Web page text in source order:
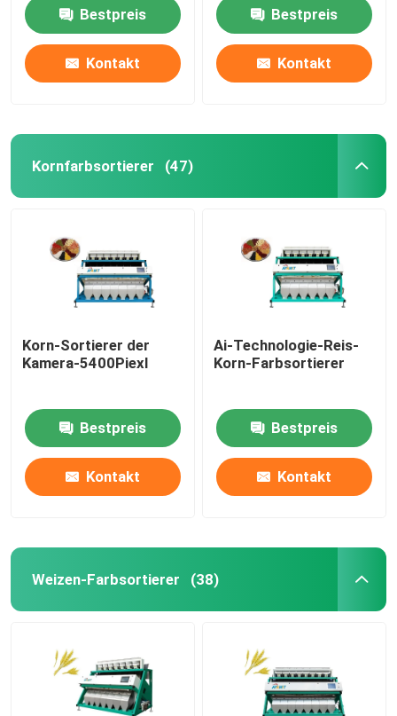
Produkte
Fabrik-Ausflug
Bestpreis
Kontakt
Bestpreis
Kontakt
Kornfarbsortierer (47)
Korn-Sortierer der
Kamera-5400Piexl
Bestpreis
Kontakt
Ai-Technologie-Reis-
Korn-Farbsortierer
Bestpreis
Kontakt
Weizen-Farbsortierer (38)